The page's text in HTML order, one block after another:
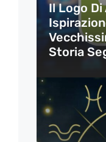
Il Logo
Storia